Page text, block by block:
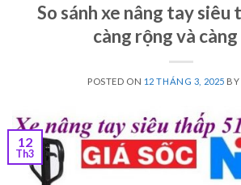
So sánh xe nâng tay siêu
càng rộng và càng
POSTED ON 12 THÁNG 3, 2025 BY
12
Th3